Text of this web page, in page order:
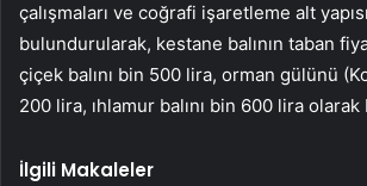
çalışmaları ve coğrafi işaretleme alt
bulundurularak, kestane balının taban
çiçek balını bin 500 lira, orman gülünü
200 lira, ıhlamur balını bin 600 lira
İlgili Makaleler